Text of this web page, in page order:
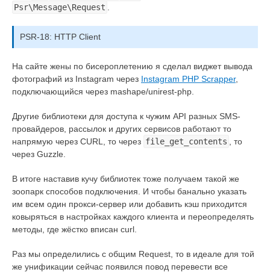
Psr\Message\Request
PSR-18: HTTP Client
На сайте жены по бисероплетению я сделал виджет вывода
фотографий из Instagram через Instagram PHP Scrapper,
подключающийся через mashape/unirest-php.
Другие библиотеки для доступа к чужим API разных SMS-
провайдеров, рассылок и других сервисов работают то
напрямую через CURL, то через file_get_contents
, то
через Guzzle.
В итоге наставив кучу библиотек тоже получаем такой же
зоопарк способов подключения. И чтобы банально указать
им всем один прокси-сервер или добавить кэш приходится
ковыряться в настройках каждого клиента и переопределять
методы, где жёстко вписан curl.
Раз мы определились с общим Request, то в идеале для той
же унификации сейчас появился повод перевести все